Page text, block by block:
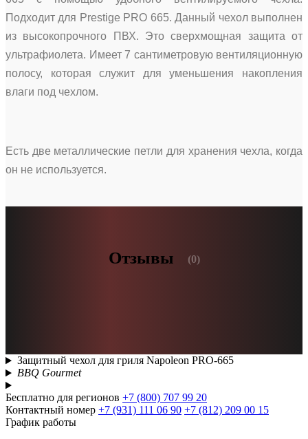
Подходит для Prestige PRO 665. Данный чехол выполнен
из высокопрочного ПВХ. Это сверхмощная защита от
ультрафиолета. Имеет 7 сантиметровую вентиляционную
полосу, которая служит для уменьшения накопления
влаги под чехлом.
Есть две металлические петли для хранения чехла, когда
он не используется.
Отзывы (0)
Защитный чехол для гриля Napoleon PRO-665
BBQ Gourmet
Бесплатно для регионов +7 (800) 707 99 20
Контактный номер +7 (931) 111 06 90 +7 (812) 209 00 15
График работы